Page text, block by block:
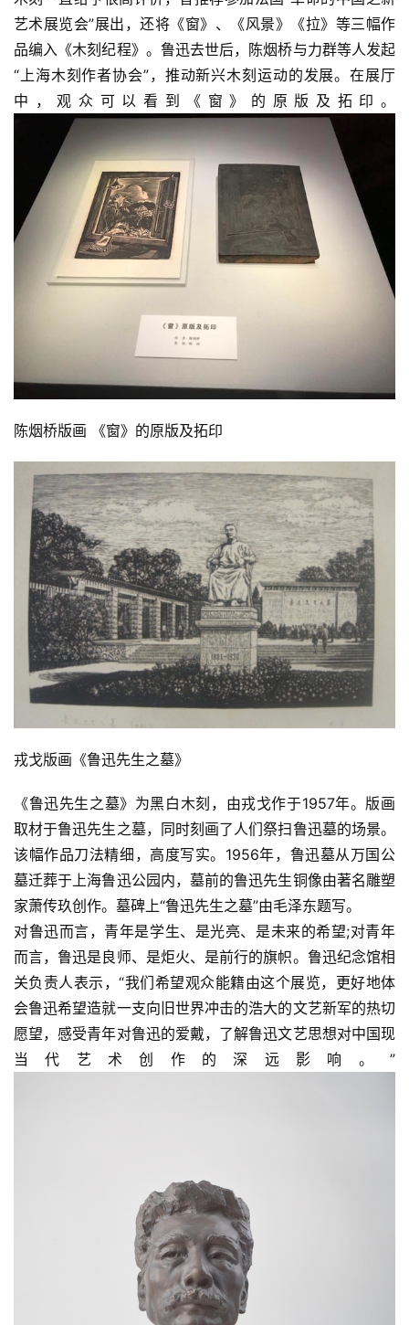
艺术展览会”展出，还将《窗》、《风景》《拉》等三幅作
品编入《木刻纪程》。鲁迅去世后，陈烟桥与力群等人发起
“上海木刻作者协会”，推动新兴木刻运动的发展。在展厅
中，观众可以看到《窗》的原版及拓印。
陈烟桥版画 《窗》的原版及拓印
戎戈版画《鲁迅先生之墓》
《鲁迅先生之墓》为黑白木刻，由戎戈作于1957年。版画
取材于鲁迅先生之墓，同时刻画了人们祭扫鲁迅墓的场景。
该幅作品刀法精细，高度写实。1956年，鲁迅墓从万国公
墓迁葬于上海鲁迅公园内，墓前的鲁迅先生铜像由著名雕塑
家萧传玖创作。墓碑上“鲁迅先生之墓”由毛泽东题写。
对鲁迅而言，青年是学生、是光亮、是未来的希望;对青年
而言，鲁迅是良师、是炬火、是前行的旗帜。鲁迅纪念馆相
关负责人表示，“我们希望观众能籍由这个展览，更好地体
会鲁迅希望造就一支向旧世界冲击的浩大的文艺新军的热切
愿望，感受青年对鲁迅的爱戴，了解鲁迅文艺思想对中国现
当代艺术创作的深远影响。”